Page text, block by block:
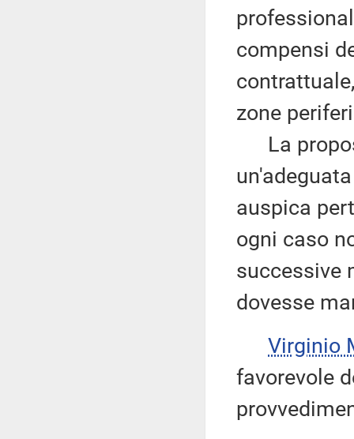
compensi
zone
La
auspica
ogni caso
successive
dovesse
Virginio
favorevole